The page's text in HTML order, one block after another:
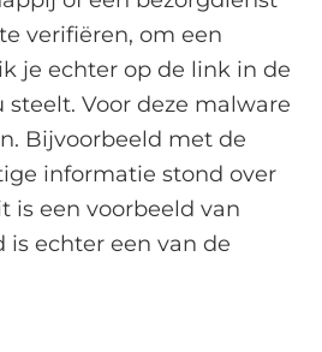
verifiëren, om een
je echter op de link in de
Voor deze malware
Bijvoorbeeld met de
informatie stond over
is een voorbeeld van
echter een van de